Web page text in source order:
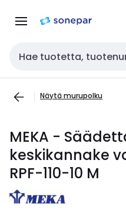
navigointiinsisältöön
Haku
Näytä murupolku
MEKA -
keskikannake
RPF-110-10 M